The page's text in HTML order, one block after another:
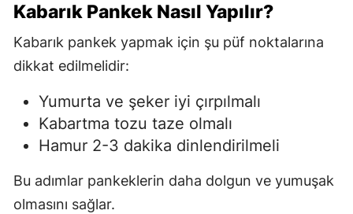
Kabarık Pankek Nasıl Yapılır?
Kabarık pankek yapmak için şu püf noktalarına
dikkat edilmelidir:
Yumurta ve şeker iyi çırpılmalı
Kabartma tozu taze olmalı
Hamur 2-3 dakika dinlendirilmeli
Bu adımlar pankeklerin daha dolgun ve yumuşak
olmasını sağlar.